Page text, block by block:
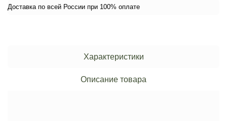
Доставка по всей России при 100% оплате
Характеристики
Описание товара